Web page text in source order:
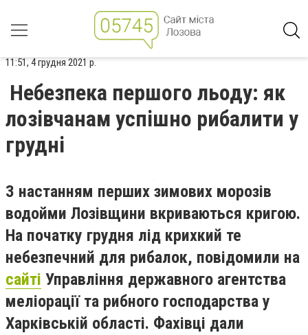
11:51, 4 грудня 2021 р.
Небезпека першого льоду: як
лозівчанам успішно рибалити у
грудні
З настанням перших зимових морозів
водойми Лозівщини вкриваються кригою.
На початку грудня лід крихкий те
небезпечний для рибалок, повідомили на
сайті Управління державного агентства
меліорації та рибного господарства у
Харківській області. Фахівці дали